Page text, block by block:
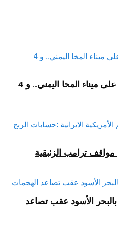
الحوثيون يصعدون هجماتهم على ميناء المخا اليمني.. و 4
ترامب الزئبقية
بالبحر الأسود عقب تصاعد